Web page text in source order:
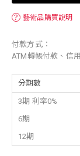
？ 藝術品購買說明
付款方式：
ATM轉帳付款、信
分期數
3期 利率0%
6期
12期